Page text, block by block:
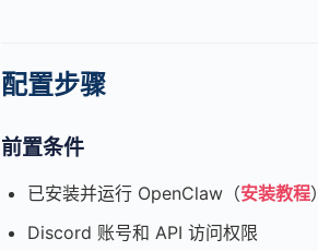
配置步骤
前置条件
已安装并运行 OpenClaw（安装教程）
Discord 账号和 API 访问权限